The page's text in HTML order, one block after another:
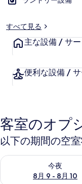
すべて見る
主な設備 / サー
便利な設備 / サ
客室のオプ
以下の期間の空
今夜
8月 9 - 8月 10
今夜 8月 9 - 8月 10 の